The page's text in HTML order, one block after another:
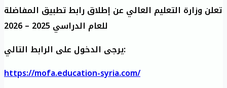
تعلن وزارة التعليم العالي عن إطلاق رابط تطبيق المفاضلة
للعام الدراسي 2025 – 2026
يرجى الدخول على الرابط التالي:
https://mofa.education-syria.com/